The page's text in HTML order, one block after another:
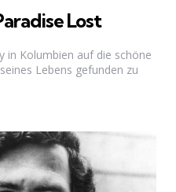
Lost
in Kolumbien auf die schöne
Lebens gefunden zu